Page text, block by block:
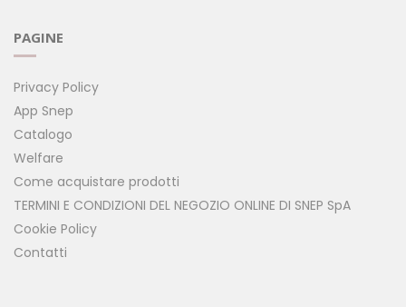
PAGINE
Privacy Policy
App Snep
Catalogo
Welfare
Come acquistare prodotti
TERMINI E CONDIZIONI DEL NEGOZIO ONLINE DI SNEP SpA
Cookie Policy
Contatti